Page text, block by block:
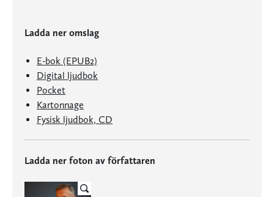
Ladda ner omslag
E-bok (EPUB2)
Digital ljudbok
Pocket
Kartonnage
Fysisk ljudbok, CD
Ladda ner foton av författaren